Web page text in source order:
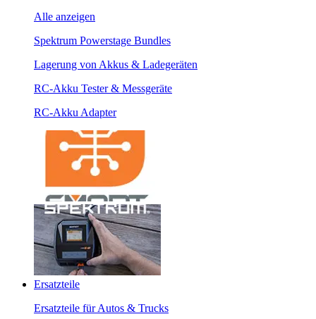
Alle anzeigen
Spektrum Powerstage Bundles
Lagerung von Akkus & Ladegeräten
RC-Akku Tester & Messgeräte
RC-Akku Adapter
Ersatzteile
Ersatzteile für Autos & Trucks